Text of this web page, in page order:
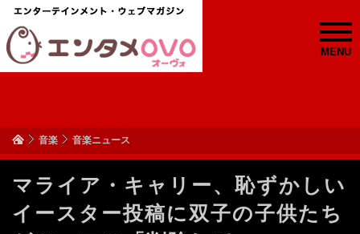
MENU
音楽 音楽ニュース
マライア・キャリー、恥ずかしい
イースター投稿に双子の子供たち